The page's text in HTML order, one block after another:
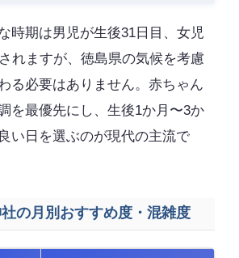
時期は男児が生後31日目、女児
れますが、徳島県の気候を考慮
る必要はありません。赤ちゃん
を最優先にし、生後1か月〜3か
い日を選ぶのが現代の主流で
の月別おすすめ度・混雑度